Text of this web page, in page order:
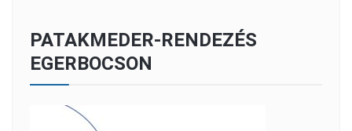
PATAKMEDER-RENDEZÉS
EGERBOCSON